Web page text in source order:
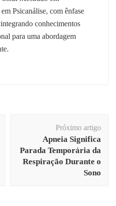
Psicanálise, com ênfase
conhecimentos
para uma abordagem
Próximo artigo
Apneia Significa
Parada Temporária da
Respiração Durante o
Sono